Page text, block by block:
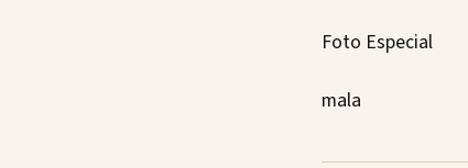
Foto Especial
mala